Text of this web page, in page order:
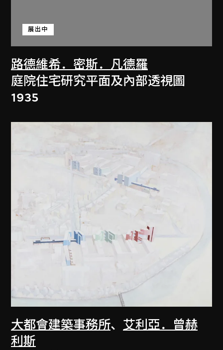
路德維希．密斯．凡德羅
展出中
庭院住宅研究平面及內部透視圖
1935
大都會建築事務所、 艾利亞．曾赫
利斯